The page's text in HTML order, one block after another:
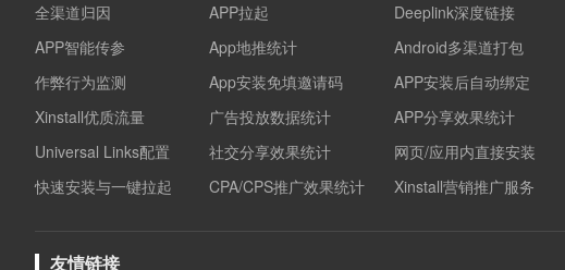
全渠道归因
APP智能传参
作弊行为监测
Xinstall优质流量
Universal Links配置
快速安装与一键拉起
APP拉起
Deeplink深度链接
App地推统计
Android多渠道打包
App安装免填邀请码
APP安装后自动绑定
广告投放数据统计
APP分享效果统计
社交分享效果统计
网页/应用内直接安装
CPA/CPS推广效果统计
Xinstall营销推广服务
友情链接